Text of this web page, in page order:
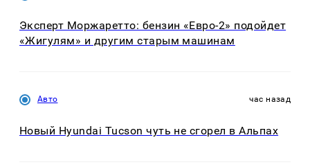
Эксперт Моржаретто: бензин «Евро-2» подойдет
«Жигулям» и другим старым машинам
Авто час назад
Новый Hyundai Tucson чуть не сгорел в Альпах